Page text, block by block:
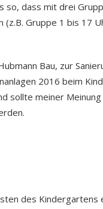
so, dass mit drei
Gruppe 1 bis 17
Bau, zur
2016 beim
sollte meiner Meinung
des Kindergartens